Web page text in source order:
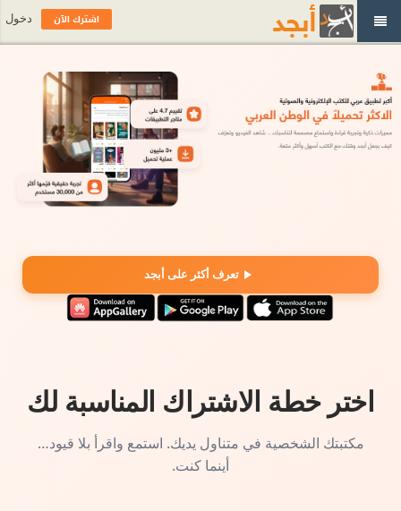
تعرف أكثر على أبجد
اختر خطة الاشتراك المناسبة لك
مكتبتك الشخصية في متناول يديك. استمع واقرأ بلا قيود…
أينما كنت.
اشترك الآن دخول